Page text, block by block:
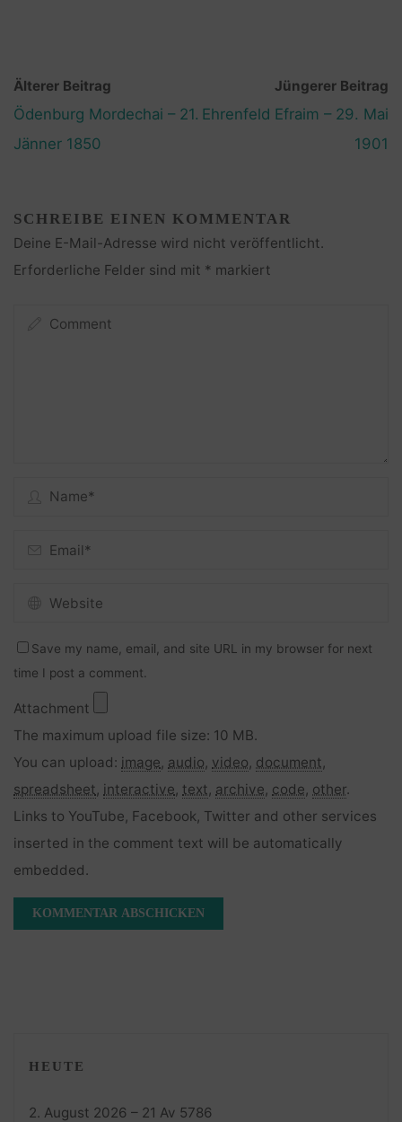
Älterer Beitrag
Ödenburg Mordechai – 21.
Jänner 1850
Jüngerer Beitrag
Ehrenfeld Efraim – 29. Mai
1901
SCHREIBE EINEN KOMMENTAR
Deine E-Mail-Adresse wird nicht veröffentlicht.
Erforderliche Felder sind mit * markiert
Save my name, email, and site URL in my browser for next
time I post a comment.
Attachment
The maximum upload file size: 10 MB.
You can upload: image, audio, video, document,
spreadsheet, interactive, text, archive, code, other.
Links to YouTube, Facebook, Twitter and other services
inserted in the comment text will be automatically
embedded.
HEUTE
2. August 2026 – 21 Av 5786